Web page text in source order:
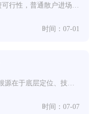
结论先行，DIP币整体没有长期投资可行性，普通散户进场大概率面临本金亏损，无论是Deipo
时间：07-01
莱特币长期无法追上以太坊，核心根源在于底层定位、技术架构、生态承载力存在代级差距，市值、资
时间：07-07